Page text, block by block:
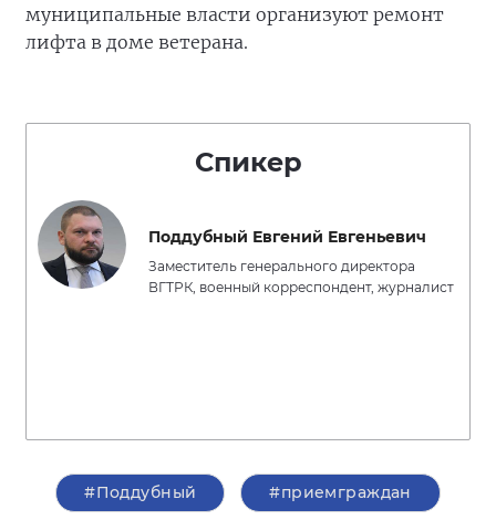
муниципальные власти организуют ремонт
лифта в доме ветерана.
Спикер
Поддубный Евгений Евгеньевич
Заместитель генерального директора
ВГТРК, военный корреспондент, журналист
#Поддубный #приемграждан